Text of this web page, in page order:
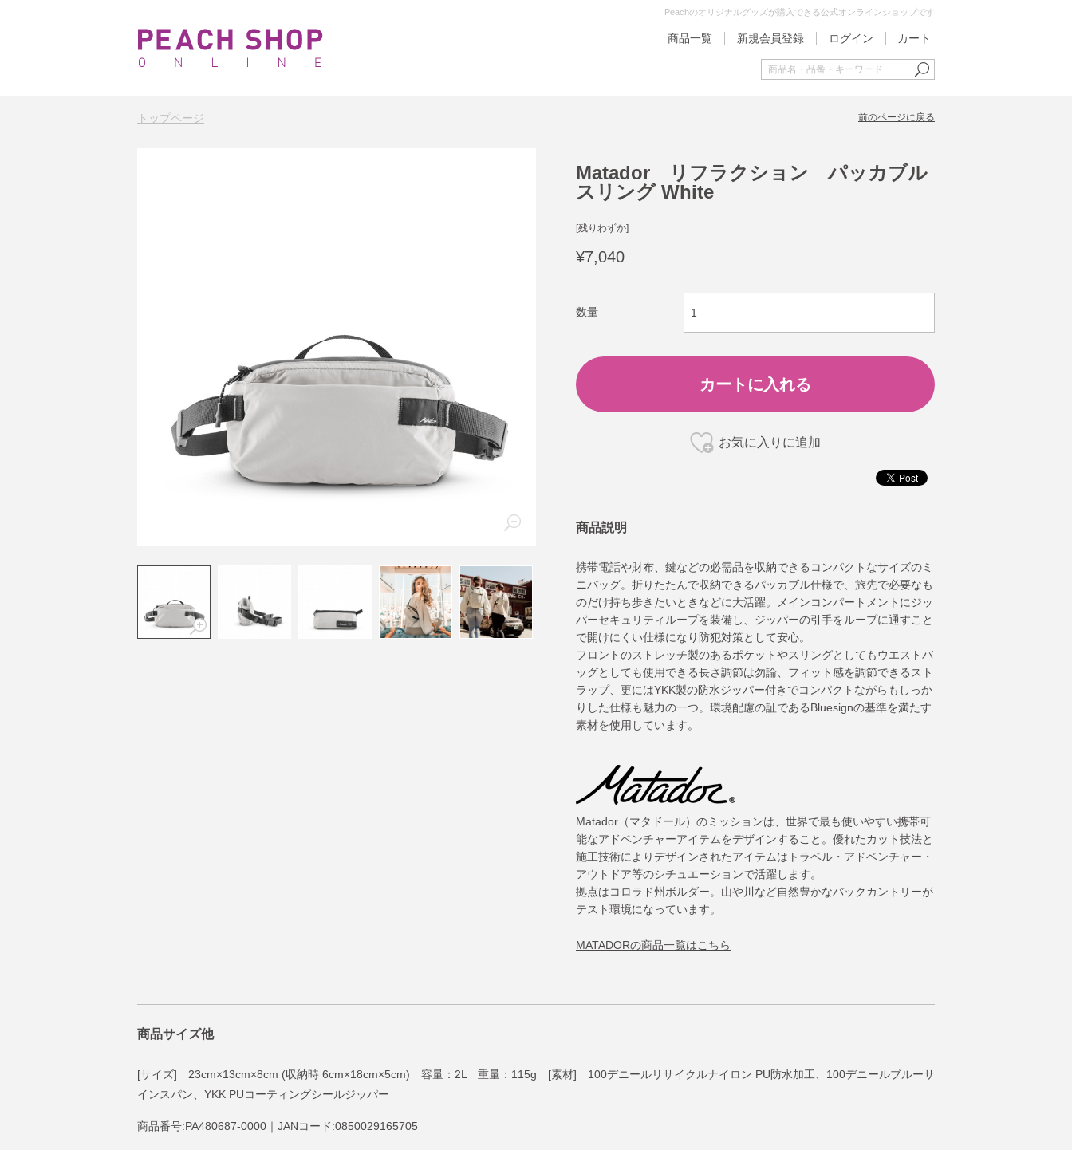
Peachのオリジナルグッズが購入できる公式オンラインショップです
商品一覧 新規会員登録 ログイン カート
トップページ 前のページに戻る
Matador リフラクション パッカブル
スリング White
[残りわずか]
¥7,040
数量
商品説明
携帯電話や財布、鍵などの必需品を収納できるコンパクトなサイズのミ
ニバッグ。折りたたんで収納できるパッカブル仕様で、旅先で必要なも
のだけ持ち歩きたいときなどに大活躍。メインコンパートメントにジッ
パーセキュリティループを装備し、ジッパーの引手をループに通すこと
で開けにくい仕様になり防犯対策として安心。
フロントのストレッチ製のあるポケットやスリングとしてもウエストバ
ッグとしても使用できる長さ調節は勿論、フィット感を調節できるスト
ラップ、更にはYKK製の防水ジッパー付きでコンパクトながらもしっか
りした仕様も魅力の一つ。環境配慮の証であるBluesignの基準を満たす
素材を使用しています。
Matador（マタドール）のミッションは、世界で最も使いやすい携帯可
能なアドベンチャーアイテムをデザインすること。優れたカット技法と
施工技術によりデザインされたアイテムはトラベル・アドベンチャー・
アウトドア等のシチュエーションで活躍します。
拠点はコロラド州ボルダー。山や川など自然豊かなバックカントリーが
テスト環境になっています。
MATADORの商品一覧はこちら
商品サイズ他
[サイズ] 23cm×13cm×8cm (収納時 6cm×18cm×5cm) 容量：2L 重量：115g [素材] 100デニールリサイクルナイロン PU防水加工、100デニールブルーサ
インスパン、YKK PUコーティングシールジッパー
商品番号:PA480687-0000｜JANコード:0850029165705